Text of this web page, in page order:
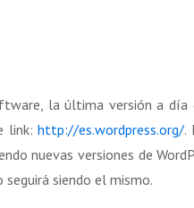
la última versión a día
link:http://es.wordpress.org/.
nuevas versiones de
siendo el mismo.